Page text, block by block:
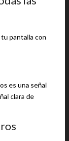
pantalla con
es una señal
clara de